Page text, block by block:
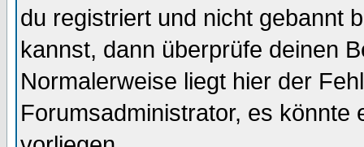
du registriert und nicht gebannt
kannst, dann überprüfe deinen
Normalerweise liegt hier der
Forumsadministrator, es könnte